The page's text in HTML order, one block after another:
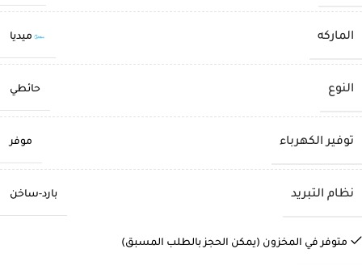
الماركه ميديا
النوع حائطي
توفير الكهرباء موفر
نظام التبريد بارد-ساخن
متوفر في المخزون (يمكن الحجز بالطلب المسبق)